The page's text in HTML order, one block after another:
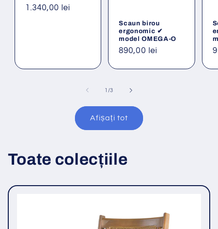
Preț
1.340,00 lei
Scaun birou
ergonomic ✔
model OMEGA-O
Preț
890,00 lei
1 /din
3
Afișați tot
Toate colecțiile